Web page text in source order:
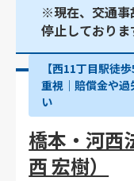
※現在、交通事
停止しておりま
【西11丁目駅徒
重視｜賠償金や
い
橋本・河西
西 宏樹）